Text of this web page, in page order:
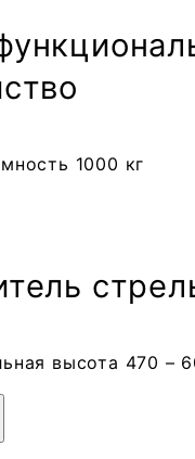
1000 кг
высота 470 –